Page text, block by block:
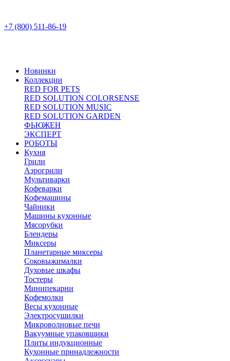
+7 (800) 511-86-19
Новинки
Коллекции
RED FOR PETS
RED SOLUTION COLORSENSE
RED SOLUTION MUSIC
RED SOLUTION GARDEN
ФЬЮЖЕН
ЭКСПЕРТ
РОБОТЫ
Кухня
Грили
Аэрогрили
Мультиварки
Кофеварки
Кофемашины
Чайники
Машины кухонные
Мясорубки
Блендеры
Миксеры
Планетарные миксеры
Соковыжималки
Духовые шкафы
Тостеры
Минипекарни
Кофемолки
Весы кухонные
Электросушилки
Микроволновые печи
Вакуумные упаковщики
Плиты индукционные
Кухонные принадлежности